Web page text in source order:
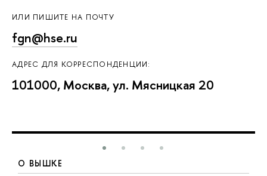
ИЛИ ПИШИТЕ НА ПОЧТУ
fgn@hse.ru
АДРЕС ДЛЯ КОРРЕСПОНДЕНЦИИ:
101000, Москва, ул. Мясницкая 20
О ВЫШКЕ